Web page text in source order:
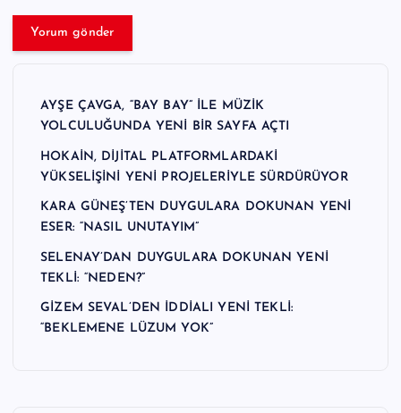
AYŞE ÇAVGA, “BAY BAY” İLE MÜZİK
YOLCULUĞUNDA YENİ BİR SAYFA AÇTI
HOKAİN, DİJİTAL PLATFORMLARDAKİ
YÜKSELİŞİNİ YENİ PROJELERİYLE SÜRDÜRÜYOR
KARA GÜNEŞ’TEN DUYGULARA DOKUNAN YENİ
ESER: “NASIL UNUTAYIM”
SELENAY’DAN DUYGULARA DOKUNAN YENİ
TEKLİ: “NEDEN?”
GİZEM SEVAL’DEN İDDİALI YENİ TEKLİ:
“BEKLEMENE LÜZUM YOK”